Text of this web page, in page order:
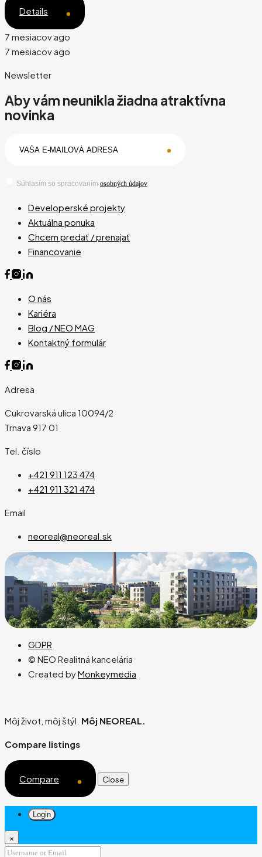
Details
7 mesiacov ago
7 mesiacov ago
Newsletter
Aby vám neunikla žiadna atraktívna
novinka
Súhlasím so spracovaním osobných údajov
Developerské projekty
Aktuálna ponuka
Chcem predať / prenajať
Financovanie
O nás
Kariéra
Blog / NEO MAG
Kontaktný formulár
Adresa
Cukrovarská ulica 10094/2
Trnava 917 01
Tel. číslo
+421 911 123 474
+421 911 321 474
Email
neoreal@neoreal.sk
GDPR
© NEO Realitná kancelária
Created byMonkeymedia
Môj život, môj štýl. Môj NEOREAL.
Compare listings
Compare Close
Login
×